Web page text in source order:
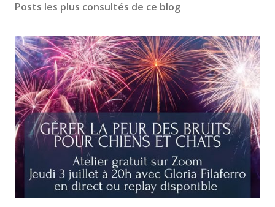
Posts les plus consultés de ce blog